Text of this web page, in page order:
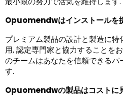
Opuomendwはインストールを
プレミアム製品の設計と製造に
用, 認定専門家と協力することを
のチームはあなたを信頼できるパ
す.
Opuomendwの製品はコストに